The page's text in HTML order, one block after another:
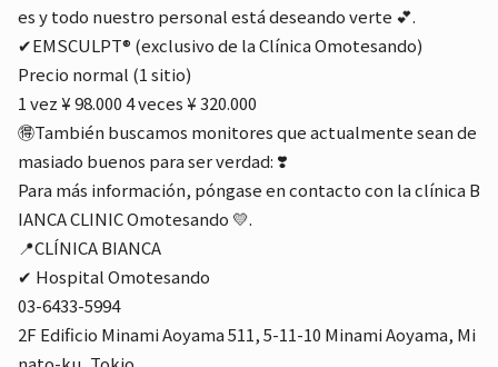
es y todo nuestro personal está deseando verte 💕.
✔︎EMSCULPT® (exclusivo de la Clínica Omotesando)
Precio normal (1 sitio)
1 vez ¥ 98.000 4 veces ¥ 320.000
🉐También buscamos monitores que actualmente sean de
masiado buenos para ser verdad: ❣️
Para más información, póngase en contacto con la clínica B
IANCA CLINIC Omotesando 💛.
📍CLÍNICA BIANCA
✔︎ Hospital Omotesando
03-6433-5994
2F Edificio Minami Aoyama 511, 5-11-10 Minami Aoyama, Mi